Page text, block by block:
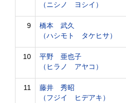
（ニシノ ヨシイ）
9
橋本 武久
（ハシモト タケヒサ）
10
平野 亜也子
（ヒラノ アヤコ）
11
藤井 秀昭
（フジイ ヒデアキ）